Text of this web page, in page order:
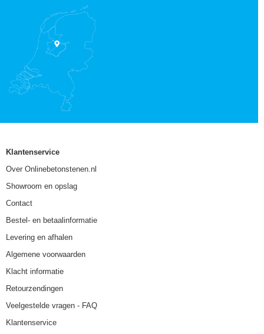
Klantenservice
Over Onlinebetonstenen.nl
Showroom en opslag
Contact
Bestel- en betaalinformatie
Levering en afhalen
Algemene voorwaarden
Klacht informatie
Retourzendingen
Veelgestelde vragen - FAQ
Klantenservice